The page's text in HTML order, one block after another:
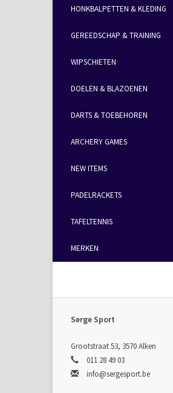
HONKBALPETTEN & KLEDING
GEREEDSCHAP & TRAINING
WIPSCHIETEN
DOELEN & BLAZOENEN
DARTS & TOEBEHOREN
ARCHERY GAMES
NEW ITEMS
PADELRACKETS
TAFELTENNIS
MERKEN
Serge Sport
Grootstraat 53, 3570 Alken
011 28 49 03
info@sergesport.be